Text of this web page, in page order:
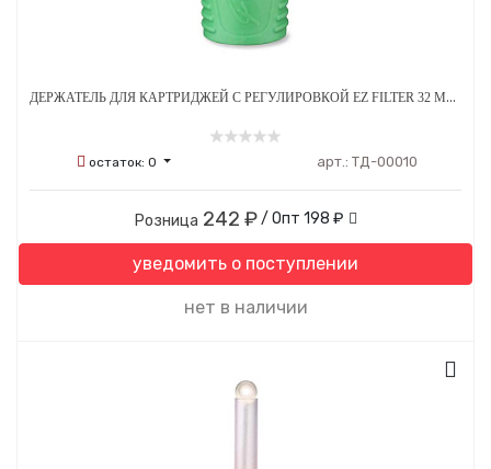
ДЕРЖАТЕЛЬ ДЛЯ КАРТРИДЖЕЙ С РЕГУЛИРОВКОЙ EZ FILTER 32 ММ ОДНОРАЗОВЫЙ СТЕРИЛЬНЫЙ ЗЕЛЕНЫЙ
остаток: 0 арт.: ТД-00010
Розница 242 ₽ / Опт 198 ₽
уведомить о поступлении
нет в наличии